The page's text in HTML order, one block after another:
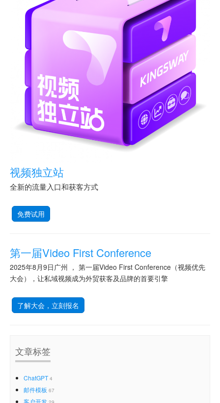
视频独立站
全新的流量入口和获客方式
免费试用
第一届Video First Conference
2025年8月9日广州 ， 第一届Video First Conference（视频优先
大会），让私域视频成为外贸获客及品牌的首要引擎
了解大会，立刻报名
文章标签
ChatGPT 4
邮件模板 67
客户开发